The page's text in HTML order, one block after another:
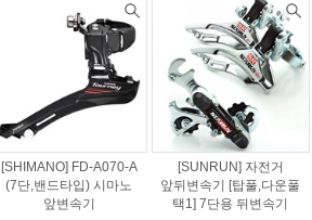
[SHIMANO] FD-A070-A
(7단,밴드타입) 시마노
앞변속기
[SUNRUN] 자전거
앞뒤변속기 [탑풀,다운풀
택1] 7단용 뒤변속기